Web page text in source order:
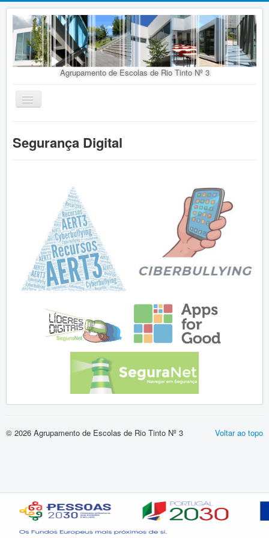
Agrupamento de Escolas de Rio Tinto Nº 3
Ativar/Desativar
navegação
Agrupamento
Doc. Orientadores
Oferta Educativa
Alunos
Concursos
Vida Escolar
Contactos
Entrada
Concursos
Técnicos Especializados
Segurança Digital
Segurança Digital
Voltar ao topo
© 2026 Agrupamento de Escolas de Rio Tinto Nº 3